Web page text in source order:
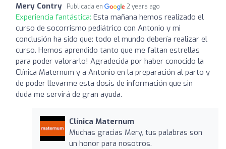
Mery Contry Publicada en 2 years ago
Experiencia fantástica: Esta mañana hemos realizado el
curso de socorrismo pediátrico con Antonio y mi
conclusión ha sido que: todo el mundo debería realizar el
curso. Hemos aprendido tanto que me faltan estrellas
para poder valorarlo! Agradecida por haber conocido la
Clínica Maternum y a Antonio en la preparación al parto y
de poder llevarme esta dosis de información que sin
duda me servirá de gran ayuda.
Clínica Maternum
Muchas gracias Mery, tus palabras son
un honor para nosotros.